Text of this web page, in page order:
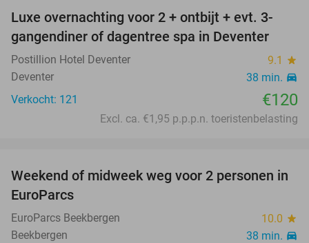
Luxe overnachting voor 2 + ontbijt + evt. 3-
gangendiner of dagentree spa in Deventer
Postillion Hotel Deventer 9.1 star
Deventer 38 min. directions_car
Verkocht: 121 €120
Excl. ca. €1,95 p.p.p.n. toeristenbelasting
28%
Weekend of midweek weg voor 2 personen in
EuroParcs
EuroParcs Beekbergen 10.0 star
Beekbergen 38 min. directions_car